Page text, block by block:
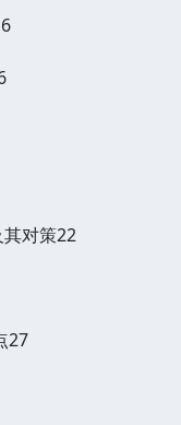
对策22
27